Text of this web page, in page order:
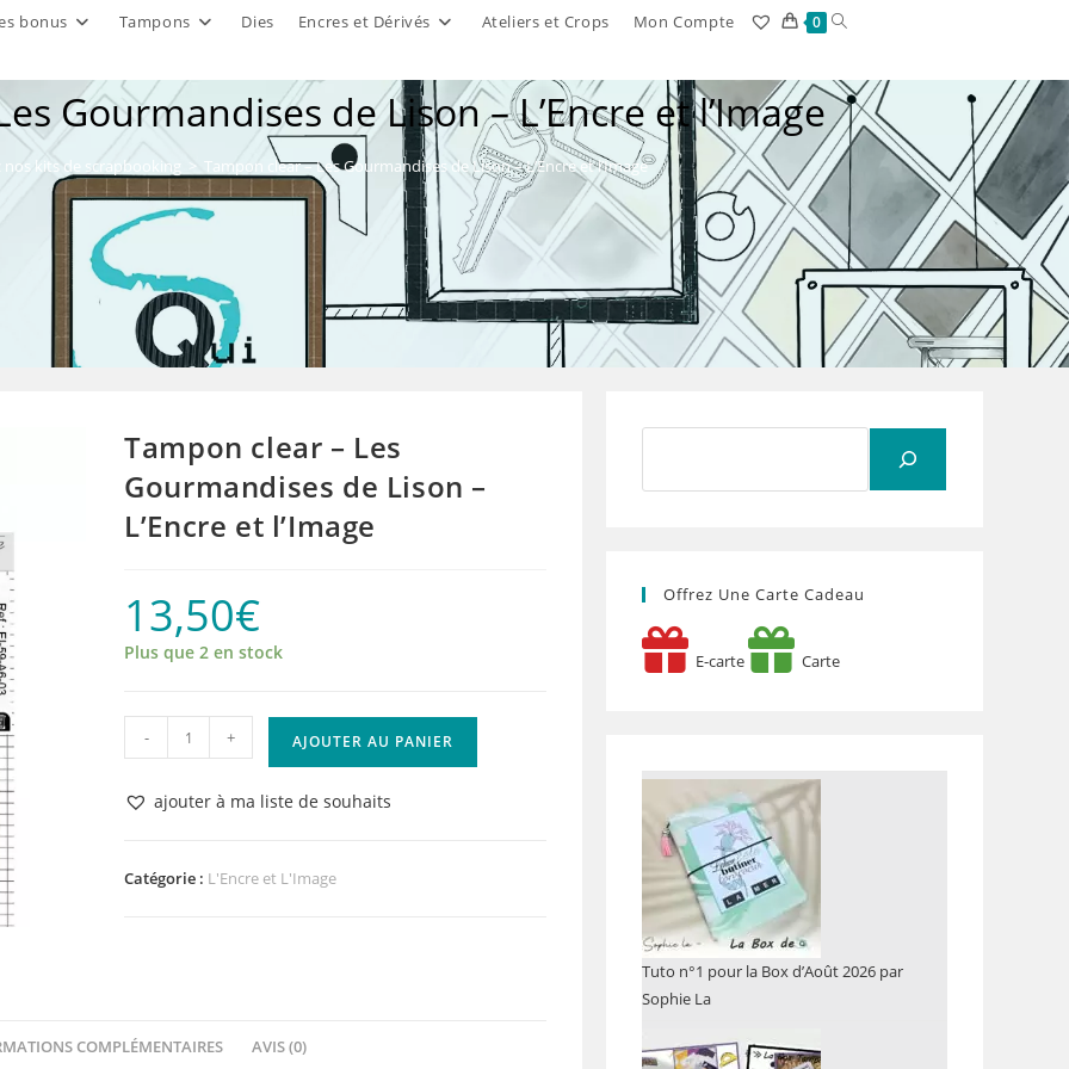
bonus Tampons Dies Encres et Dérivés Ateliers et Crops Mon Compte 0 Toggle
search
Gourmandises de Lison – L’Encre et l’Image
nos kits de scrapbooking > Tampon clear – Les Gourmandises de Lison – L’Encre et l’Image
Tampon clear – Les
Gourmandises de Lison –
L’Encre et l’Image
13,50€
Plus que 2 en stock
quantité
de
Tampon
clear
Les
et
- + AJOUTER AU PANIER
ajouter à ma liste de souhaits
Catégorie : L'Encre et L'Image
COMPLÉMENTAIRES AVIS (0)
Offrez Une Carte Cadeau
E-carte Carte
Tuto n°1 pour la Box d’Août 2026 par
Sophie La